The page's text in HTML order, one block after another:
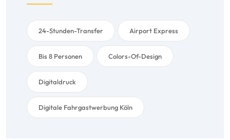
24-Stunden-Transfer Airport Express
Bis 8 Personen Colors-Of-Design
Digitaldruck
Digitale Fahrgastwerbung Köln